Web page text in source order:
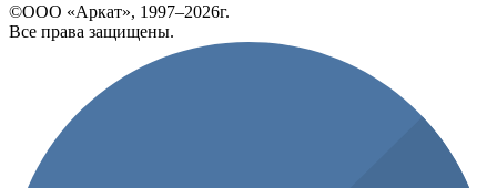
©ООО «Аркат», 1997–2026г.
Все права защищены.